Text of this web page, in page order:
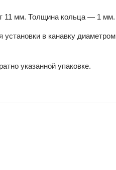
11 мм. Толщина кольца — 1 мм.
в канавку диаметром
указанной упаковке.